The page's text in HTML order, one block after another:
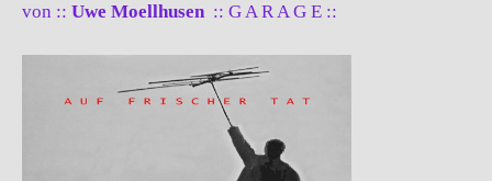
von :: Uwe Moellhusen :: G A R A G E ::